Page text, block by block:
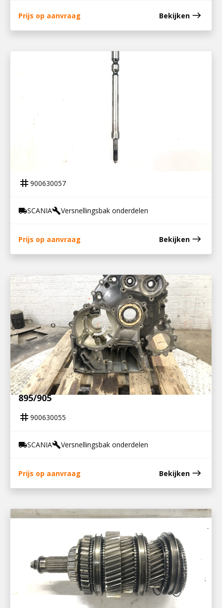
Prijs op aanvraag Bekijken east
SCHAKELAS GRS 895
tag 900630057
local_shippingSCANIAbuildVersnellingsbak onderdelen
Prijs op aanvraag Bekijken east
900630055
LAGERHUIS, HUIS NASCHAKELGROEP GRS
895/905
tag 900630055
local_shippingSCANIAbuildVersnellingsbak onderdelen
Prijs op aanvraag Bekijken east